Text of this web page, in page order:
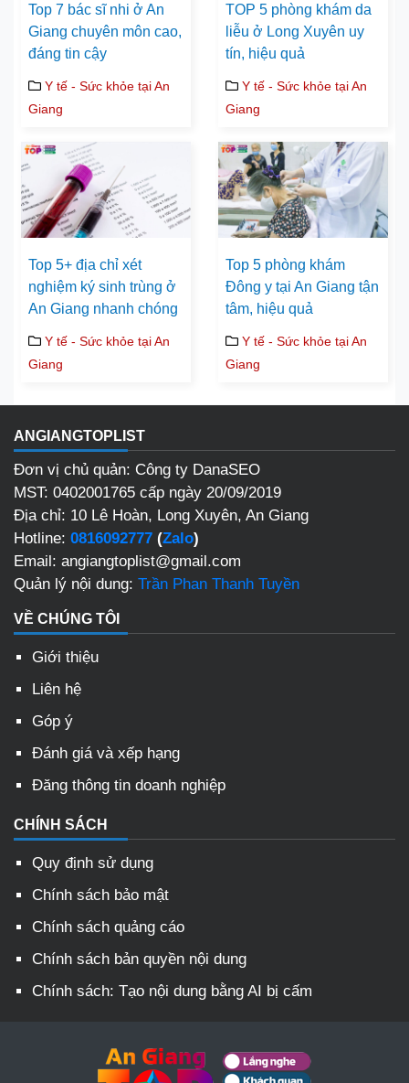
Top 7 bác sĩ nhi ở An
Giang chuyên môn cao,
đáng tin cậy
Y tế - Sức khỏe tại An
Giang
TOP 5 phòng khám da
liễu ở Long Xuyên uy
tín, hiệu quả
Y tế - Sức khỏe tại An
Giang
Top 5+ địa chỉ xét
nghiệm ký sinh trùng ở
An Giang nhanh chóng
Y tế - Sức khỏe tại An
Giang
Top 5 phòng khám
Đông y tại An Giang tận
tâm, hiệu quả
Y tế - Sức khỏe tại An
Giang
ANGIANGTOPLIST
Đơn vị chủ quản: Công ty DanaSEO
MST: 0402001765 cấp ngày 20/09/2019
Địa chỉ: 10 Lê Hoàn, Long Xuyên, An Giang
Hotline: 0816092777 (Zalo)
Email: angiangtoplist@gmail.com
Quản lý nội dung: Trần Phan Thanh Tuyền
VỀ CHÚNG TÔI
Giới thiệu
Liên hệ
Góp ý
Đánh giá và xếp hạng
Đăng thông tin doanh nghiệp
CHÍNH SÁCH
Quy định sử dụng
Chính sách bảo mật
Chính sách quảng cáo
Chính sách bản quyền nội dung
Chính sách: Tạo nội dung bằng AI bị cấm